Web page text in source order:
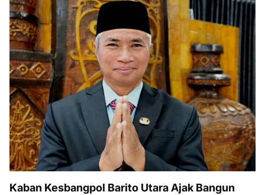
Kaban Kesbangpol Barito Utara Ajak Bangun